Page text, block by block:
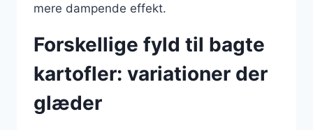
mere dampende effekt.
Forskellige fyld til bagte
kartofler: variationer der
glæder